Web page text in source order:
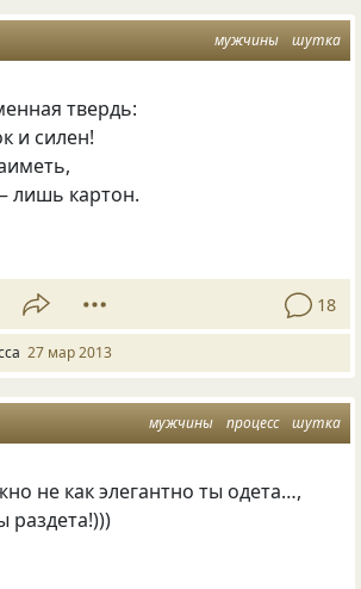
мужчины шутка
твердь:
и силен!
лишь картон.
18
27 мар 2013
мужчины процесс шутка
не как элегантно ты одета…,
раздета!)))